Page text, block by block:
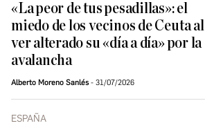
«La peor de tus pesadillas»: el
miedo de los vecinos de Ceuta al
ver alterado su «día a día» por la
avalancha
Alberto Moreno Sanlés 31/07/2026
ESPAÑA